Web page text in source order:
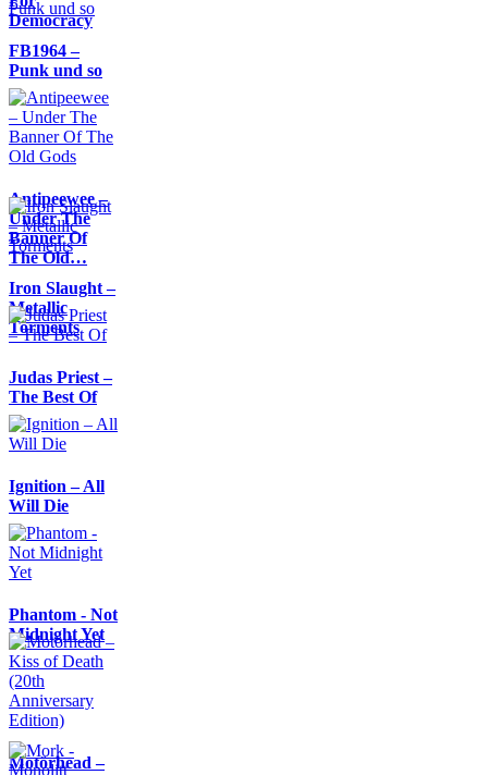
Democracy
FB1964 –
Punk und so
Antipeewee –
Under The
Banner Of
The Old…
Iron Slaught –
Metallic
Torments
Judas Priest –
The Best Of
Ignition – All
Will Die
Phantom - Not
Midnight Yet
Motörhead –